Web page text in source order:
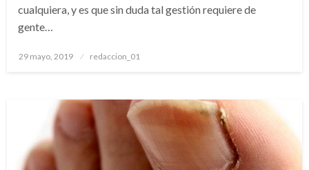
cualquiera, y es que sin duda tal gestión requiere de
gente…
Publicado
29 mayo, 2019 redaccion_01